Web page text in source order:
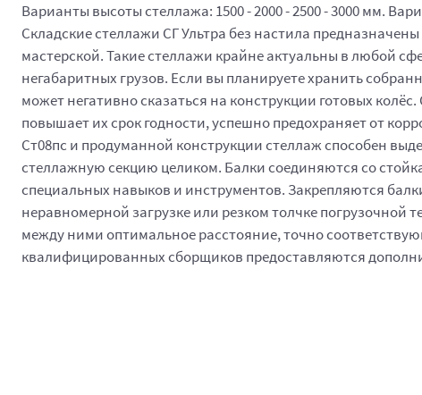
Варианты высоты стеллажа: 1500 - 2000 - 2500 - 3000 мм.
Складские стеллажи СГ Ультра без настила
мастерской. Такие стеллажи крайне актуальны в любой
негабаритных грузов. Если вы планируете хранить
может негативно сказаться на конструкции готовых
повышает их срок годности, успешно предохраняет от
Ст08пс и продуманной конструкции стеллаж способен
стеллажную секцию целиком. Балки соединяются со
специальных навыков и инструментов. Закрепляются
неравномерной загрузке или резком толчке
между ними оптимальное расстояние, точно
квалифицированных сборщиков предоставляются